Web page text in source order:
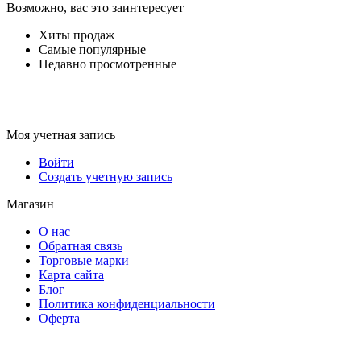
Возможно, вас это заинтересует
Хиты продаж
Самые популярные
Недавно просмотренные
Моя учетная запись
Войти
Создать учетную запись
Магазин
О нас
Обратная связь
Торговые марки
Карта сайта
Блог
Политика конфиденциальности
Оферта